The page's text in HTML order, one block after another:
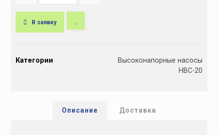
В заявку
tКатегории
Высоконапорные насосы
НВС-20
Описание Доставка